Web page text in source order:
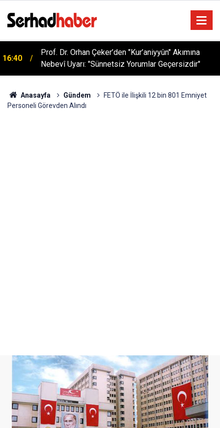
05:57
Sağlıklı Beslenmede Yeni Trend: Düşük Kalorili
Multi-Fiber İçecek Tozu
Anasayfa Gündem
FETÖ ile İlişkili 12 bin 801 Emniyet
Personeli Görevden Alındı